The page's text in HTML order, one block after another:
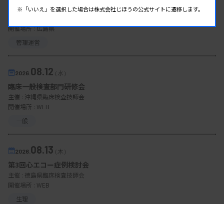
東部地区 広島県精度管理報告会
開催場所 : 広島県
管理運営
2026. 08.12（水）
臨床一般検査部門研修会
主催 : 沖縄県臨床検査技師会
開催場所 : WEB
一般
2026. 08.13（木）
第3回心エコー症例検討会
主催 : 徳島県臨床検査技師会
開催場所 : WEB
生理
※「いいえ」を選択した場合は株式会社じほうの公式サイトに遷移します。